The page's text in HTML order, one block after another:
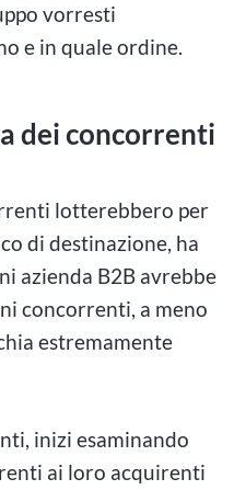
vorresti
e in quale ordine.
dei concorrenti
lotterebbero per
di destinazione, ha
azienda B2B avrebbe
concorrenti, a meno
estremamente
inizi esaminando
ai loro acquirenti